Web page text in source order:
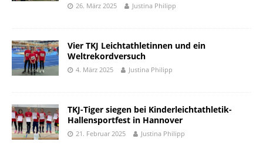
26. März 2025 Justina Philipp
Vier TKJ Leichtathletinnen und ein
Weltrekordversuch
4. März 2025 Justina Philipp
TKJ-Tiger siegen bei Kinderleichtathletik-
Hallensportfest in Hannover
21. Februar 2025 Justina Philipp